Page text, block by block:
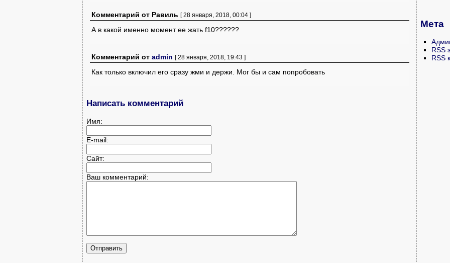
Комментарий от Равиль [ 28 января, 2018, 00:04 ]
А в какой именно момент ее жать f10??????
Комментарий от admin [ 28 января, 2018, 19:43 ]
Как только включил его сразу жми и держи. Мог бы и сам попробовать
Написать комментарий
Имя:
E-mail:
Сайт:
Ваш комментарий:
Мета
RSS
RSS